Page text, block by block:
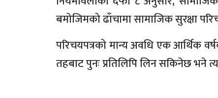
बमोजिमको ढाँचामा सामाजिक सुरक्षा
परिचयपत्रको मान्य अवधि एक आर्थिक
तहबाट पुनः प्रतिलिपि लिन सकिनेछ भने